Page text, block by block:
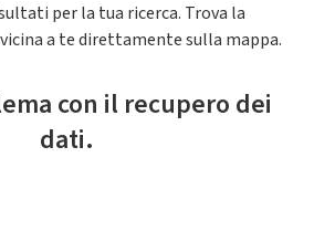
per la tua ricerca. Trova la
a te direttamente sulla mappa.
con il recupero dei
dati.